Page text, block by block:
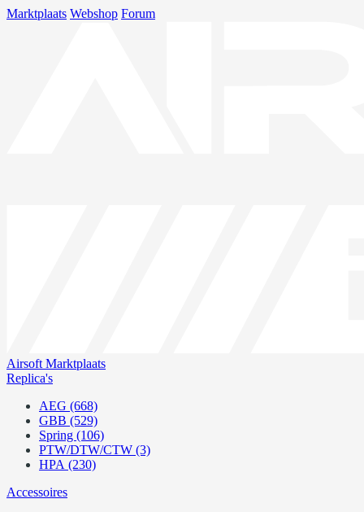
Marktplaats Webshop Forum
Airsoft Marktplaats
Replica's
AEG (668)
GBB (529)
Spring (106)
PTW/DTW/CTW (3)
HPA (230)
Accessoires